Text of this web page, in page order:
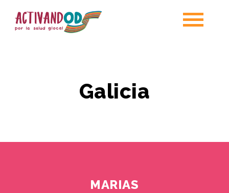
Galicia
MARIAS